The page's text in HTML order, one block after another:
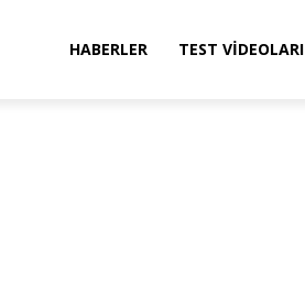
HABERLER TEST VIDEOLARI